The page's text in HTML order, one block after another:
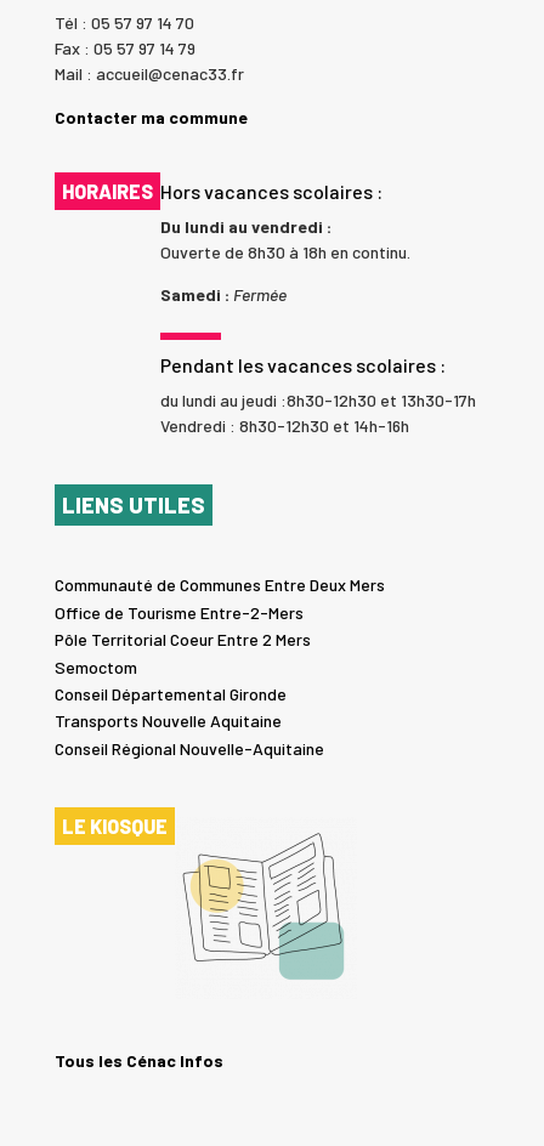
Tél : 05 57 97 14 70
Fax : 05 57 97 14 79
Mail : accueil@cenac33.fr
Contacter ma commune
HORAIRES Hors vacances scolaires :
Du lundi au vendredi :
Ouverte de 8h30 à 18h en continu.
Samedi : Fermée
Pendant les vacances scolaires :
du lundi au jeudi :8h30-12h30 et 13h30-17h
Vendredi : 8h30-12h30 et 14h-16h
LIENS UTILES
Communauté de Communes Entre Deux Mers
Office de Tourisme Entre-2-Mers
Pôle Territorial Coeur Entre 2 Mers
Semoctom
Conseil Départemental Gironde
Transports Nouvelle Aquitaine
Conseil Régional Nouvelle-Aquitaine
LE KIOSQUE
Tous les Cénac Infos